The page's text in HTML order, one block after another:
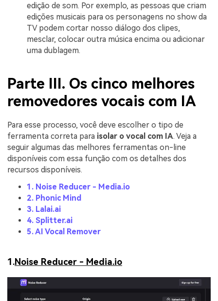
edição de som. Por exemplo, as pessoas que criam
edições musicais para os personagens no show da
TV podem cortar nosso diálogo dos clipes,
mesclar, colocar outra música encima ou adicionar
uma dublagem.
Parte III. Os cinco melhores
removedores vocais com IA
Para esse processo, você deve escolher o tipo de
ferramenta correta para isolar o vocal com IA. Veja a
seguir algumas das melhores ferramentas on-line
disponíveis com essa função com os detalhes dos
recursos disponíveis.
1. Noise Reducer - Media.io
2. Phonic Mind
3. Lalai.ai
4. Splitter.ai
5. AI Vocal Remover
1.Noise Reducer - Media.io